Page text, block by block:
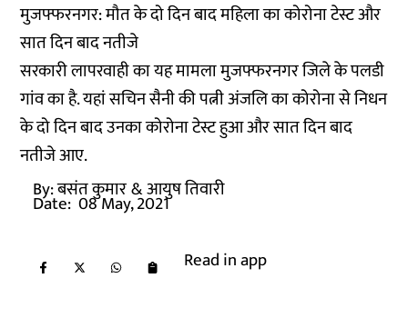
मुजफ्फरनगर: मौत के दो दिन बाद महिला का कोरोना टेस्ट और
सात दिन बाद नतीजे
सरकारी लापरवाही का यह मामला मुजफ्फरनगर जिले के पलडी
गांव का है. यहां सचिन सैनी की पत्नी अंजलि का कोरोना से निधन
के दो दिन बाद उनका कोरोना टेस्ट हुआ और सात दिन बाद
नतीजे आए.
By:बसंत कुमार& आयुष तिवारी
Date: 08 May, 2021
Read in app